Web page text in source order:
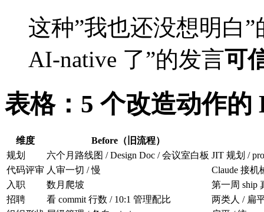
这种”我也还没想明白
AI-native 了”的发言可
表格：5 个改造动作的
维度
Before（旧流程）
规划
六个月路线图 / Design Doc / 会议室白板 JIT 规划 /
代码评审 人审一切 / 慢
Claude 接
入职
数月爬坡
第一周 ship
招聘
看 commit 行数 / 10:1 管理配比
两类人 / 扁